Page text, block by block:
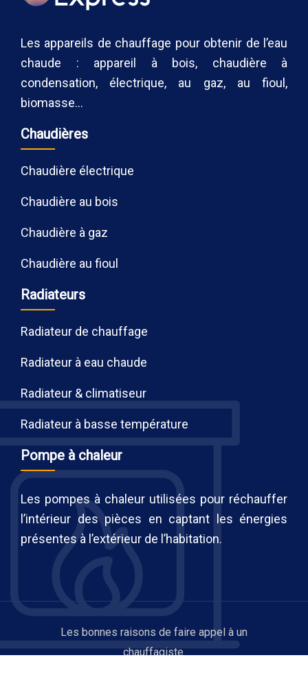
Les appareils de chauffage pour obtenir de l’eau
chaude : appareil à bois, chaudière à
condensation, électrique, au gaz, au fioul,
biomasse…
Chaudières
Chaudière électrique
Chaudière au bois
Chaudière à gaz
Chaudière au fioul
Radiateurs
Radiateur de chauffage
Radiateur à eau chaude
Radiateur & climatiseur
Radiateur à basse température
Pompe à chaleur
Les pompes à chaleur utilisées pour réchauffer
l’intérieur des pièces en captant les énergies
présentes à l’extérieur de l’habitation.
Les bonnes raisons de faire appel à un
chauffagiste.